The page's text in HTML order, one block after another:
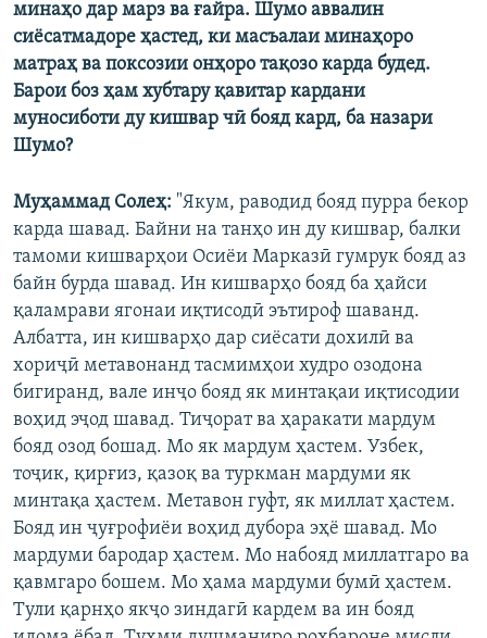
минаҳо дар марз ва ғайра. Шумо аввалин
сиёсатмадоре ҳастед, ки масъалаи минаҳоро
матраҳ ва поксозии онҳоро тақозо карда будед.
Барои боз ҳам хубтару қавитар кардани
муносиботи ду кишвар чӣ бояд кард, ба назари
Шумо?
Муҳаммад Солеҳ: "Якум, раводид бояд пурра бекор
карда шавад. Байни на танҳо ин ду кишвар, балки
тамоми кишварҳои Осиёи Марказӣ гумрук бояд аз
байн бурда шавад. Ин кишварҳо бояд ба ҳайси
қаламрави ягонаи иқтисодӣ эътироф шаванд.
Албатта, ин кишварҳо дар сиёсати дохилӣ ва
хориҷӣ метавонанд тасмимҳои худро озодона
бигиранд, вале инҷо бояд як минтақаи иқтисодии
воҳид эҷод шавад. Тиҷорат ва ҳаракати мардум
бояд озод бошад. Мо як мардум ҳастем. Узбек,
тоҷик, қирғиз, қазоқ ва туркман мардуми як
минтақа ҳастем. Метавон гуфт, як миллат ҳастем.
Бояд ин ҷуғрофиёи воҳид дубора эҳё шавад. Мо
мардуми бародар ҳастем. Мо набояд миллатгаро ва
қавмгаро бошем. Мо ҳама мардуми бумӣ ҳастем.
Тули қарнҳо якҷо зиндагӣ кардем ва ин бояд